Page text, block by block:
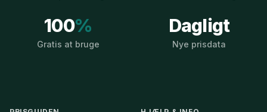
100%
Gratis at bruge
Dagligt
Nye prisdata